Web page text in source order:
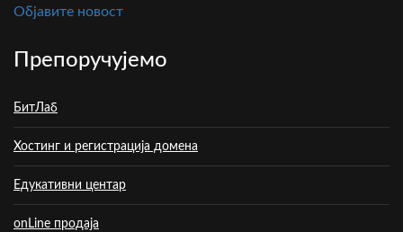
Oбјавите новост
Препоручујемо
БитЛаб
Хостинг и регистрација домена
Едукативни центар
onLine продаја